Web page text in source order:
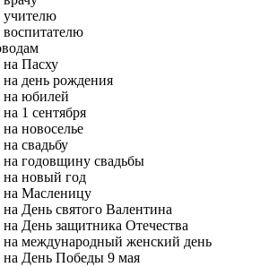
Пасху
день рождения
юбилей
1 сентября
новоселье
свадьбу
годовщину свадьбы
новый год
Масленицу
День святого Валентина
День защитника Отечества
международный женский день
День Победы 9 мая